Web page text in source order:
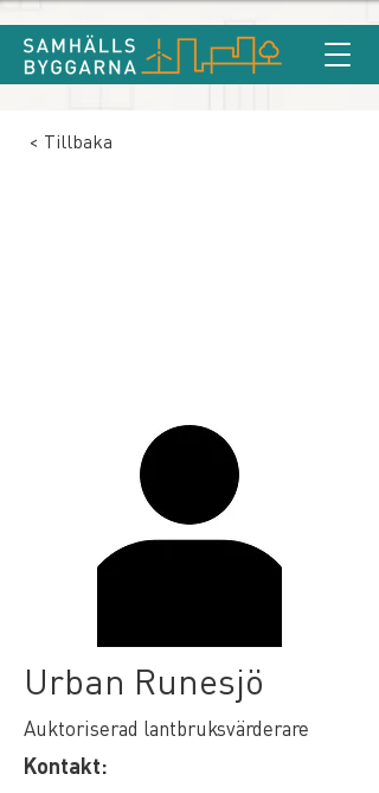
< Tillbaka
Urban Runesjö
Auktoriserad lantbruksvärderare
Kontakt: